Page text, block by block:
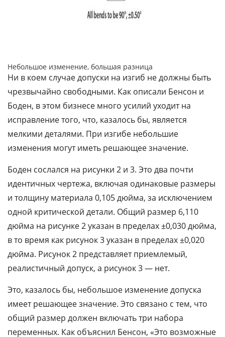
Небольшое изменение, большая разница
Ни в коем случае допуски на изгиб не должны быть
чрезвычайно свободными. Как описали Бенсон и
Боден, в этом бизнесе много усилий уходит на
исправление того, что, казалось бы, является
мелкими деталями. При изгибе небольшие
изменения могут иметь решающее значение.
Боден сослался на рисунки 2 и 3. Это два почти
идентичных чертежа, включая одинаковые размеры
и толщину материала 0,105 дюйма, за исключением
одной критической детали. Общий размер 6,110
дюйма на рисунке 2 указан в пределах ±0,030 дюйма,
в то время как рисунок 3 указан в пределах ±0,020
дюйма. Рисунок 2 представляет приемлемый,
реалистичный допуск, а рисунок 3 — нет.
Это, казалось бы, небольшое изменение допуска
имеет решающее значение. Это связано с тем, что
общий размер должен включать три набора
переменных. Как объяснил Бенсон, «Это возможные